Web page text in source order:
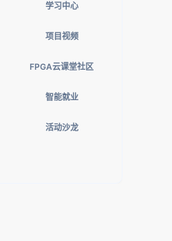
学习中心
项目视频
FPGA云课堂社区
智能就业
活动沙龙